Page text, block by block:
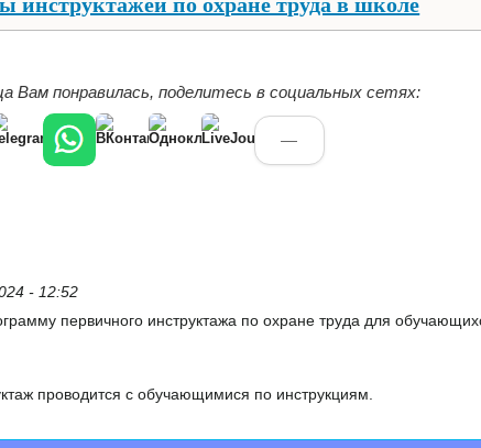
Вам понравилась, поделитесь в социальных сетях:
—
- 12:52
первичного инструктажа по охране труда для
проводится с обучающимися по инструкциям.